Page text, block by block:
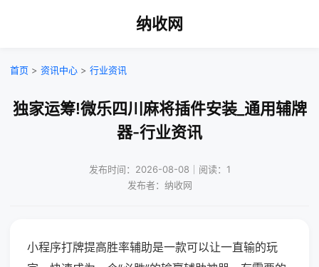
纳收网
首页 > 资讯中心 > 行业资讯
独家运筹!微乐四川麻将插件安装_通用辅牌
器-行业资讯
发布时间：2026-08-08｜阅读：1
发布者：纳收网
小程序打牌提高胜率辅助是一款可以让一直输的玩